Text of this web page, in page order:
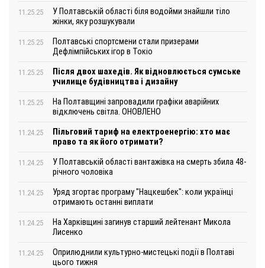
11.25.25
У Полтавській області біля водойми знайшли тіло
жінки, яку розшукували
11.25.25
Полтавські спортсмени стали призерами
Дефлімпійських ігор в Токіо
11.25.25
Після двох шахедів. Як відновлюється сумське
училище будівництва і дизайну
11.25.25
На Полтавщині запровадили графіки аварійних
відключень світла. ОНОВЛЕНО
11.24.25
Пільговий тариф на електроенергію: хто має
право та як його отримати?
11.24.25
У Полтавській області вантажівка на смерть збила 48-
річного чоловіка
11.24.25
Уряд згортає програму "Нацкешбек": коли українці
отримають останні виплати
11.24.25
На Харківщині загинув старший лейтенант Микола
Лисенко
11.24.25
Оприлюднили культурно-мистецькі події в Полтаві
цього тижня